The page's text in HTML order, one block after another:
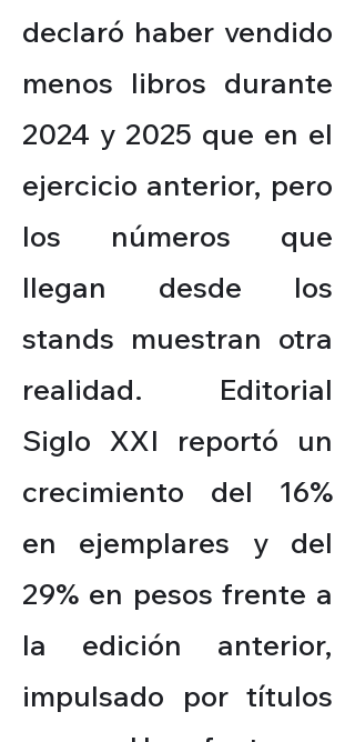
declaró haber vendido
menos libros durante
2024 y 2025 que en el
ejercicio anterior, pero
los números que
llegan desde los
stands muestran otra
realidad. Editorial
Siglo XXI reportó un
crecimiento del 16%
en ejemplares y del
29% en pesos frente a
la edición anterior,
impulsado por títulos